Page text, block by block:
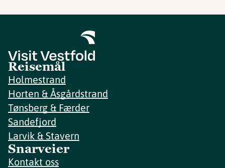
Reisemål
Holmestrand
Horten & Åsgårdstrand
Tønsberg & Færder
Sandefjord
Larvik & Stavern
Snarveier
Kontakt oss